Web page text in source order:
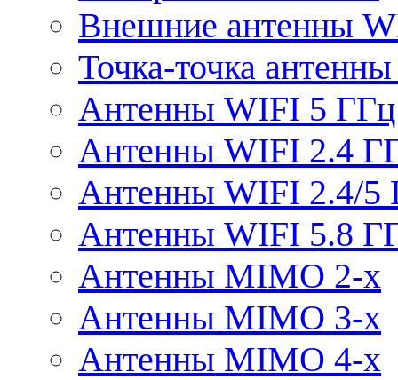
Внешние антенны
Точка-точка
Антенны WIFI 5 ГГц
Антенны WIFI 2.4
Антенны WIFI 2.4/5
Антенны WIFI 5.8
Антенны MIMO 2-x
Антенны MIMO 3-x
Антенны MIMO 4-x